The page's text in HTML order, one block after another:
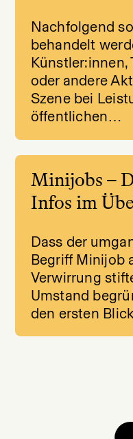
Nachfolgend
behandelt
Künstler:innen,
oder andere
Szene bei
öffentlichen…
Minijobs –
Infos im
Dass der
Begriff Minijob
Verwirrung
Umstand
den ersten